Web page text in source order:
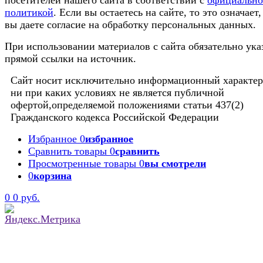
политикой. Если вы остаетесь на сайте, то это
вы даете согласие на обработку персональных данных.
При использовании материалов с сайта обязательно
прямой ссылки на источник.
Сайт носит исключительно информационный
ни при каких условиях не является публичной
офертой,определяемой положениями статьи 437(2)
Гражданского кодекса Российской Федерации
Избранное 0избранное
Сравнить товары 0сравнить
Просмотренные товары 0вы смотрели
0корзина
0 0 руб.